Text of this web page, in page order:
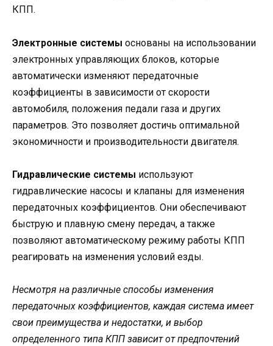
КПП.
Электронные системы основаны на использовании
электронных управляющих блоков, которые
автоматически изменяют передаточные
коэффициенты в зависимости от скорости
автомобиля, положения педали газа и других
параметров. Это позволяет достичь оптимальной
экономичности и производительности двигателя.
Гидравлические системы используют
гидравлические насосы и клапаны для изменения
передаточных коэффициентов. Они обеспечивают
быструю и плавную смену передач, а также
позволяют автоматическому режиму работы КПП
реагировать на изменения условий езды.
Несмотря на различные способы изменения
передаточных коэффициентов, каждая система имеет
свои преимущества и недостатки, и выбор
определенного типа КПП зависит от предпочтений